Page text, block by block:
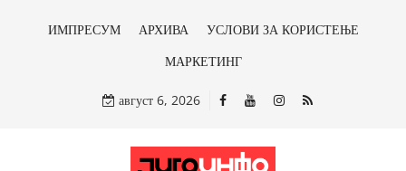
ИМПРЕСУМ АРХИВА
УСЛОВИ ЗА КОРИСТЕЊЕ
МАРКЕТИНГ
август 6, 2026